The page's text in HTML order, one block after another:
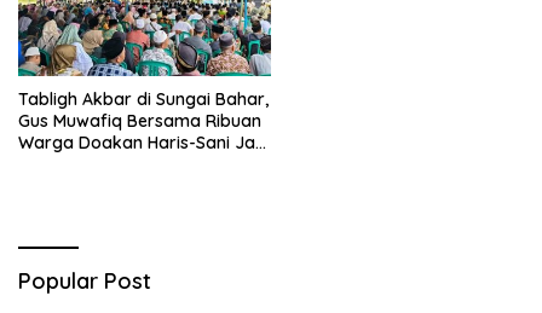
Tabligh Akbar di Sungai Bahar,
Gus Muwafiq Bersama Ribuan
Warga Doakan Haris-Sani Jadi
Popular Post